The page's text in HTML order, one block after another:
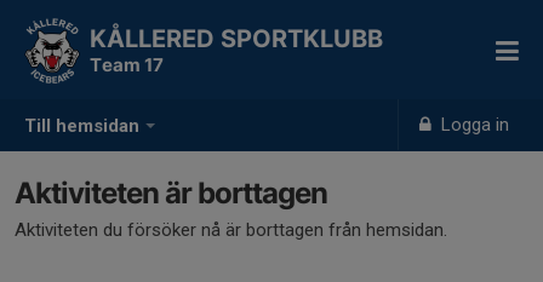
Till hemsidan Logga in
KÅLLERED SPORTKLUBB
Team 17
Aktiviteten är borttagen
Aktiviteten du försöker nå är borttagen från hemsidan.